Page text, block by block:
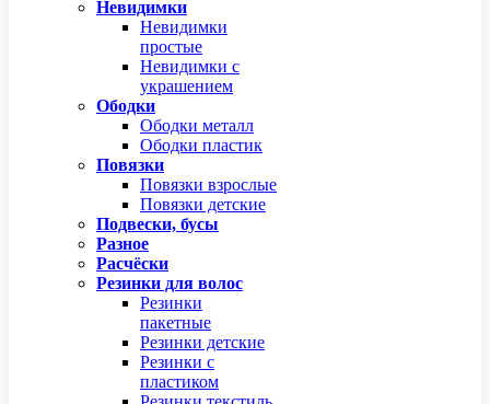
Невидимки
Невидимки
простые
Невидимки с
украшением
Ободки
Ободки металл
Ободки пластик
Повязки
Повязки взрослые
Повязки детские
Подвески, бусы
Разное
Расчёски
Резинки для волос
Резинки
пакетные
Резинки детские
Резинки с
пластиком